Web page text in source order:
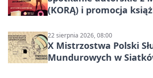
(KORĄ) i promocja
22 sierpnia 2026, 08:00
X Mistrzostwa Polski
Mundurowych w